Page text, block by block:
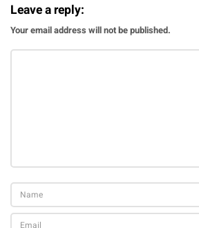
Leave a reply:
Your email address will not be published.